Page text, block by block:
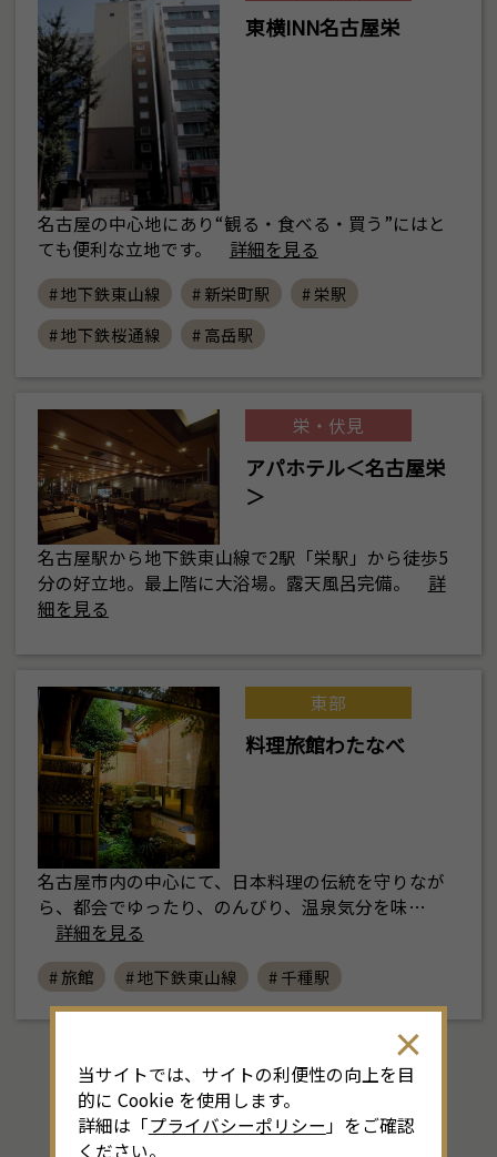
東横INN名古屋栄
名古屋の中心地にあり“観る・食べる・買う”にはと
ても便利な立地です。
詳細を見る
# 地下鉄東山線 # 新栄町駅
# 栄駅
# 地下鉄桜通線
# 高岳駅
栄・伏見
アパホテル＜名古屋栄
＞
名古屋駅から地下鉄東山線で2駅「栄駅」から徒歩5
分の好立地。最上階に大浴場。露天風呂完備。
詳
細を見る
東部
料理旅館わたなべ
名古屋市内の中心にて、日本料理の伝統を守りなが
ら、都会でゆったり、のんびり、温泉気分を味…
詳細を見る
# 旅館 # 地下鉄東山線 # 千種駅
当サイトでは、サイトの利便性の向上を目
的に Cookie を使用します。
詳細は「プライバシーポリシー 」をご確認
ください。